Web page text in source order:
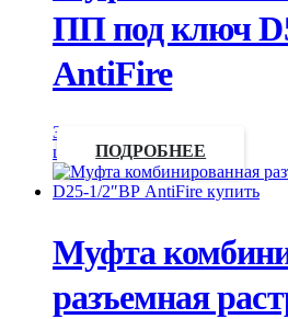
ПП под ключ
AntiFire
Запросить
цену
ПОДРОБНЕЕ
Муфта
разъемная